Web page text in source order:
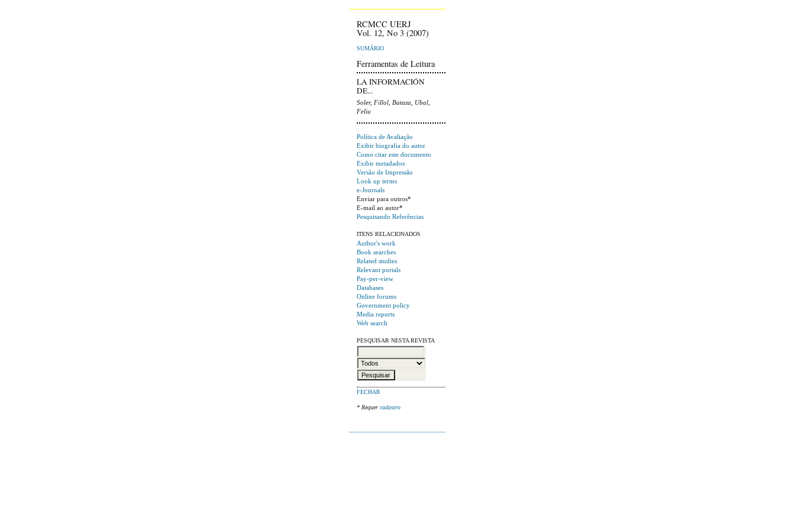
RCMCC UERJ
Vol. 12, No 3 (2007)
SUMÁRIO
Ferramentas de Leitura
LA INFORMACIÓN
DE...
Soler, Fillol, Bataza, Ubal,
Feliu
Política de Avaliação
Exibir biografia do autor
Como citar este documento
Exibir metadados
Versão de Impressão
Look up terms
e-Journals
Enviar para outros*
E-mail ao autor*
Pesquisando Referências
ITENS RELACIONADOS
Author's work
Book searches
Related studies
Relevant portals
Pay-per-view
Databases
Online forums
Government policy
Media reports
Web search
PESQUISAR NESTA REVISTA
FECHAR
* Requer cadastro